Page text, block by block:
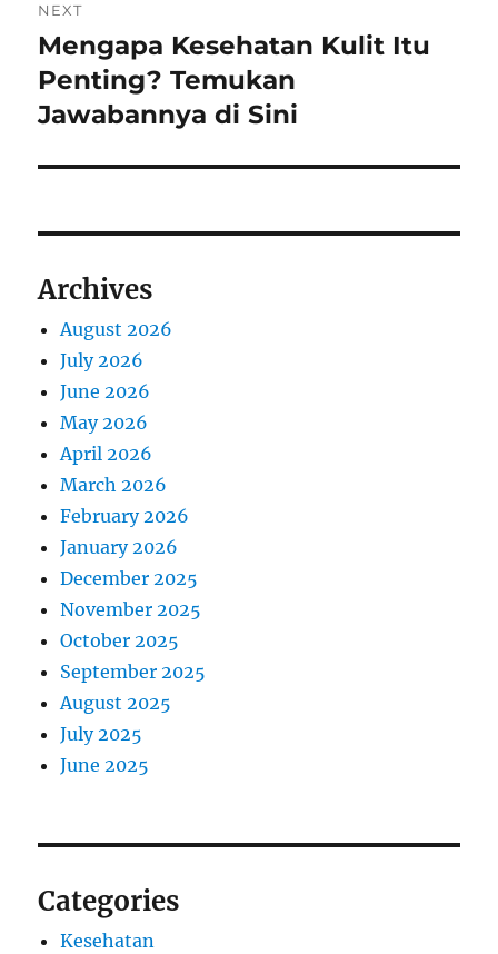
NEXT
Next
post:
Mengapa Kesehatan Kulit Itu
Penting? Temukan
Jawabannya di Sini
Archives
August 2026
July 2026
June 2026
May 2026
April 2026
March 2026
February 2026
January 2026
December 2025
November 2025
October 2025
September 2025
August 2025
July 2025
June 2025
Categories
Kesehatan